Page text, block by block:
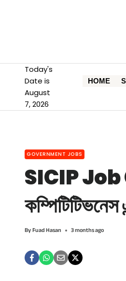
Today's
Date is
August
7, 2026
HOME
GOVERNMENT JOBS
SICIP Job
ByFuad Hasan 3 months ago